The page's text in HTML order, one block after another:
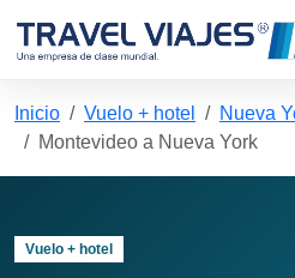
Inicio Vuelo + hotel
Nueva
Montevideo a Nueva York
Vuelo + hotel